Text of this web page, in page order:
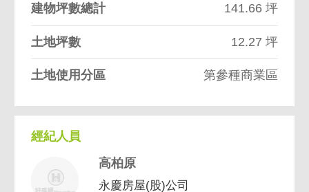
建物坪數總計 141.66 坪
土地坪數 12.27 坪
土地使用分區 第參種商業區
經紀人員
高柏原
永慶房屋(股)公司